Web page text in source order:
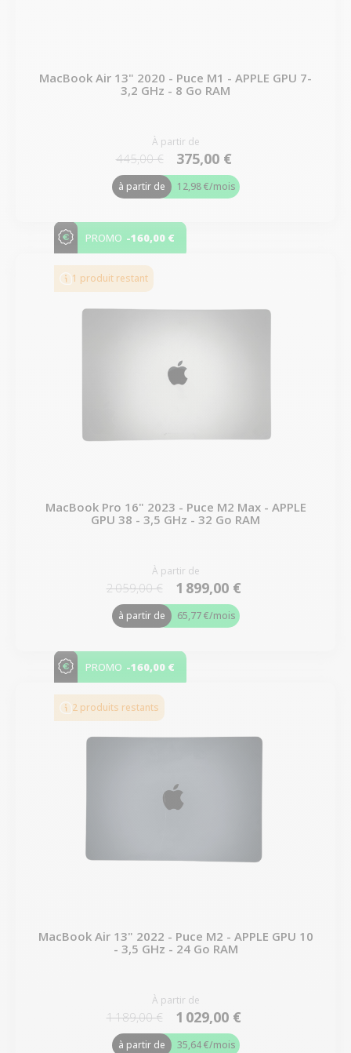
MacBook Air 13" 2020 - Puce M1 - APPLE GPU 7-
3,2 GHz - 8 Go RAM
À partir de
445,00 € 375,00 €
à partir de 12,98 €/mois
PROMO -160,00 €
1 produit restant
MacBook Pro 16" 2023 - Puce M2 Max - APPLE
GPU 38 - 3,5 GHz - 32 Go RAM
À partir de
2 059,00 € 1 899,00 €
à partir de 65,77 €/mois
PROMO -160,00 €
2 produits restants
MacBook Air 13" 2022 - Puce M2 - APPLE GPU 10
- 3,5 GHz - 24 Go RAM
À partir de
1 189,00 € 1 029,00 €
à partir de 35,64 €/mois